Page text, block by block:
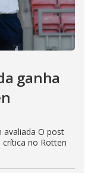
ganha
avaliada O post
crítica no Rotten